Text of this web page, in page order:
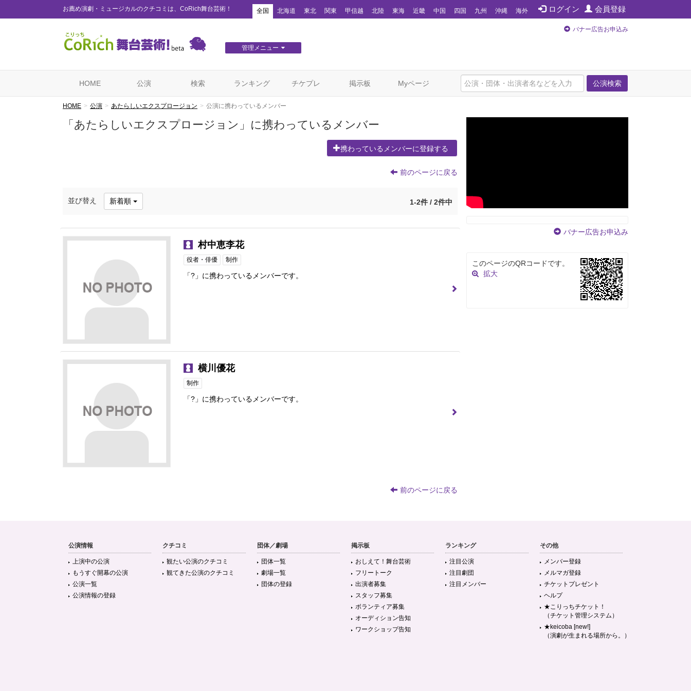
お薦め演劇・ミュージカルのクチコミは、CoRich舞台芸術！ ログイン 会員登録
全国 北海道 東北 関東 甲信越 北陸 東海 近畿 中国 四国 九州 沖縄 海外
管理メニュー
バナー広告お申込み
公演検索
HOME 公演 検索 ランキング チケプレ 掲示板 Myページ
HOME 公演 あたらしいエクスプロージョン 公演に携わっているメンバー
「あたらしいエクスプロージョン」に携わっているメンバー
携わっているメンバーに登録する
前のページに戻る
並び替え 新着順 1-2件 / 2件中
村中恵李花
役者・俳優 制作
「?」に携わっているメンバーです。
横川優花
制作
「?」に携わっているメンバーです。
前のページに戻る
バナー広告お申込み
このページのQRコードです。
拡大
公演情報
上演中の公演
もうすぐ開幕の公演
公演一覧
公演情報の登録
クチコミ
観たい公演のクチコミ
観てきた公演のクチコミ
団体／劇場
団体一覧
劇場一覧
団体の登録
掲示板
おしえて！舞台芸術
フリートーク
出演者募集
スタッフ募集
ボランティア募集
オーディション告知
ワークショップ告知
ランキング
注目公演
注目劇団
注目メンバー
その他
メンバー登録
メルマガ登録
チケットプレゼント
ヘルプ
★こりっちチケット！
（チケット管理システム）
★keicoba [new!]
（演劇が生まれる場所から。）